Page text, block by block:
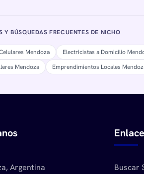
Y BÚSQUEDAS FRECUENTES DE NICHO
Mendoza Electricistas a Domicilio
Mendoza
Emprendimientos Locales
Argentina Buscar